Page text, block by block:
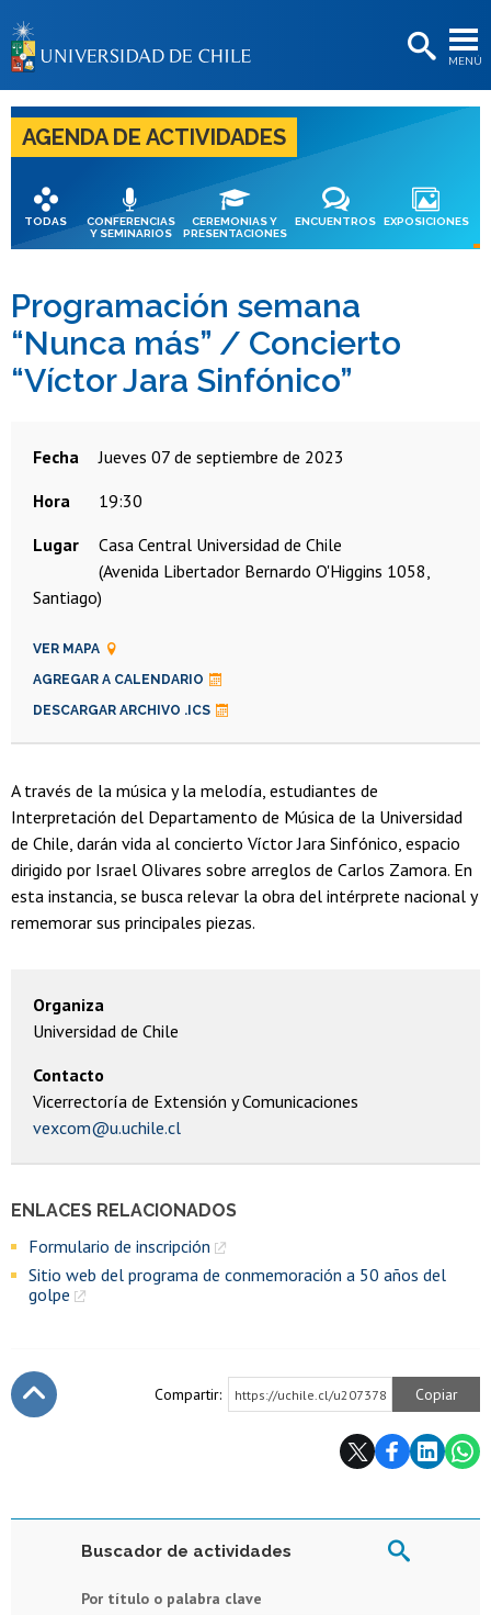
MENÚ
BIBLIOTECAS
LA UNIVERSIDAD
Postulantes
Estudiantes
Académicas/os
Funcionarias/os
Egresadas/os
AGENDA DE ACTIVIDADES
TODAS
CONFERENCIAS
Y SEMINARIOS
CEREMONIAS Y
PRESENTACIONES
ENCUENTROS EXPOSICIONES
Programación semana
“Nunca más” / Concierto
“Víctor Jara Sinfónico”
ENLACES RELACIONADOS
Formulario de inscripción
Sitio web del programa de conmemoración a 50 años del
golpe
Fecha
jueves 07 de septiembre de 2023
Hora
19:30
Lugar
Casa Central Universidad de Chile
(Avenida Libertador Bernardo O'Higgins 1058,
Santiago)
VER MAPA
AGREGAR A CALENDARIO
DESCARGAR ARCHIVO .ICS
A través de la música y la melodía, estudiantes de
Interpretación del Departamento de Música de la Universidad
de Chile, darán vida al concierto Víctor Jara Sinfónico, espacio
dirigido por Israel Olivares sobre arreglos de Carlos Zamora. En
esta instancia, se busca relevar la obra del intérprete nacional y
rememorar sus principales piezas.
Organiza
Universidad de Chile
Contacto
Vicerrectoría de Extensión y Comunicaciones
vexcom@u.uchile.cl
Compartir: https://uchile.cl/u207378 Copiar
Buscador de actividades
Por título o palabra clave